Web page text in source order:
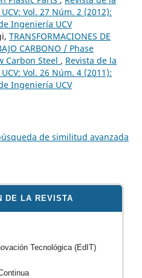
Vol. 27 Núm. 2 (2012):
Ingeniería UCV
TRANSFORMACIONES DE
CARBONO / Phase
Carbon Steel , Revista de la
Vol. 26 Núm. 4 (2011):
Ingeniería UCV
de similitud avanzada
DE LA REVISTA
Tecnológica (EdIT)